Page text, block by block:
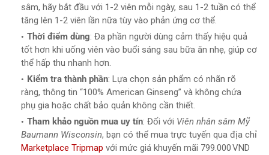
sâm, hãy bắt đầu với 1-2 viên mỗi ngày, sau 1-2 tuần có thể
tăng lên 1-2 viên lần nữa tùy vào phản ứng cơ thể.
Thời điểm dùng: Đa phần người dùng cảm thấy hiệu quả
tốt hơn khi uống viên vào buổi sáng sau bữa ăn nhẹ, giúp cơ
thể hấp thu nhanh hơn.
Kiểm tra thành phần: Lựa chọn sản phẩm có nhãn rõ
ràng, thông tin “100% American Ginseng” và không chứa
phụ gia hoặc chất bảo quản không cần thiết.
Tham khảo nguồn mua uy tín: Đối với Viên nhân sâm Mỹ
Baumann Wisconsin, bạn có thể mua trực tuyến qua địa chỉ
Marketplace Tripmap với mức giá khuyến mãi 799.000 VND